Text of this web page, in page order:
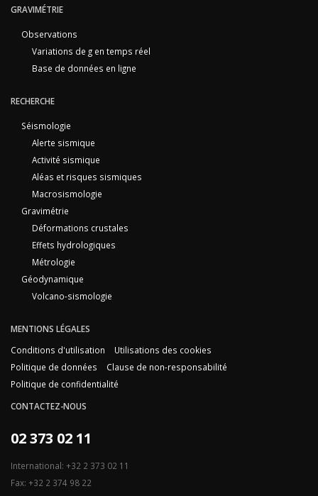
GRAVIMÉTRIE
Observations
Variations de g en temps réel
Base de données en ligne
RECHERCHE
Séismologie
Alerte sismique
Activité sismique
Aléas et risques sismiques
Macrosismologie
Gravimétrie
Déformations crustales
Effets hydrologiques
Métrologie
Géodynamique
Volcano-sismologie
MENTIONS LÉGALES
Conditions d'utilisation
Utilisations des cookies
Politique de données
Clause de non-responsabilité
Politique de confidentialité
CONTACTEZ-NOUS
02 373 02 11
International: +32 2 373 02 11
Fax: +32 2 374 98 22